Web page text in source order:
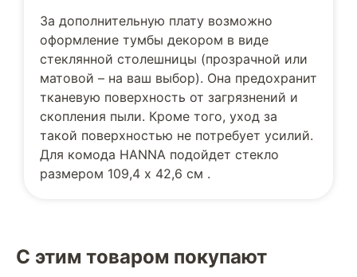
За дополнительную плату возможно
оформление тумбы декором в виде
стеклянной столешницы (прозрачной или
матовой – на ваш выбор). Она предохранит
тканевую поверхность от загрязнений и
скопления пыли. Кроме того, уход за
такой поверхностью не потребует усилий.
Для комода HANNA подойдет стекло
размером 109,4 х 42,6 см .
С этим товаром покупают